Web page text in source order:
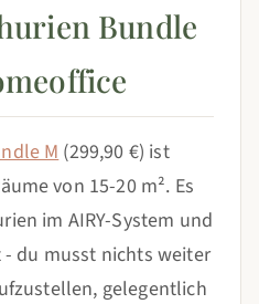
Bundle
M(299,90 €) ist
von 15-20 m². Es
im AIRY-System und
du musst nichts weiter
gelegentlich